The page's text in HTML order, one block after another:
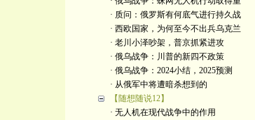
· 质问：俄罗斯有何底气进行持久战
· 西欧国家，为何至今不出兵乌克兰
· 老川小泽吵架，普京抓紧进攻
· 俄乌战争：川普的新四不政策
· 俄乌战争：2024小结，2025预测
· 从俄军中将遭暗杀想到的
【随想随说12】
· 无人机在现代战争中的作用